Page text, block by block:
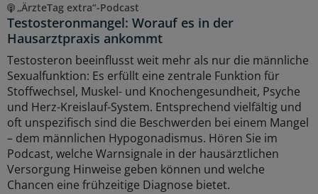
„ÄrzteTag extra“-Podcast
Testosteronmangel: Worauf es in der
Hausarztpraxis ankommt
Testosteron beeinflusst weit mehr als nur die männliche
Sexualfunktion: Es erfüllt eine zentrale Funktion für
Stoffwechsel, Muskel- und Knochengesundheit, Psyche
und Herz-Kreislauf-System. Entsprechend vielfältig und
oft unspezifisch sind die Beschwerden bei einem Mangel
– dem männlichen Hypogonadismus. Hören Sie im
Podcast, welche Warnsignale in der hausärztlichen
Versorgung Hinweise geben können und welche
Chancen eine frühzeitige Diagnose bietet.